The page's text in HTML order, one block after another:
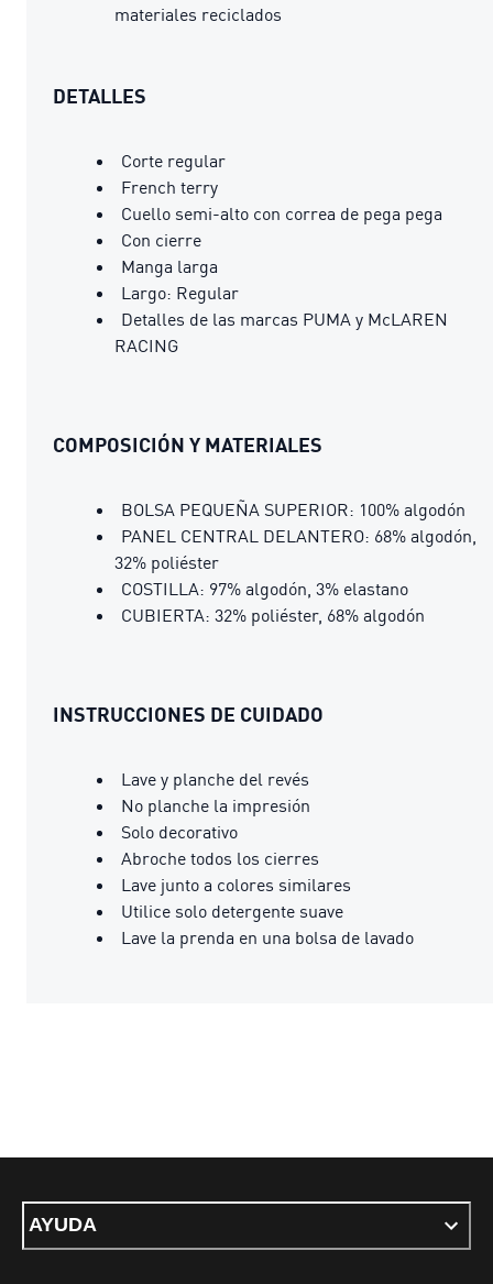
materiales reciclados
DETALLES
Corte regular
French terry
Cuello semi-alto con correa de pega pega
Con cierre
Manga larga
Largo: Regular
Detalles de las marcas PUMA y McLAREN
RACING
COMPOSICIÓN Y MATERIALES
BOLSA PEQUEÑA SUPERIOR: 100% algodón
PANEL CENTRAL DELANTERO: 68% algodón,
32% poliéster
COSTILLA: 97% algodón, 3% elastano
CUBIERTA: 32% poliéster, 68% algodón
INSTRUCCIONES DE CUIDADO
Lave y planche del revés
No planche la impresión
Solo decorativo
Abroche todos los cierres
Lave junto a colores similares
Utilice solo detergente suave
Lave la prenda en una bolsa de lavado
AYUDA